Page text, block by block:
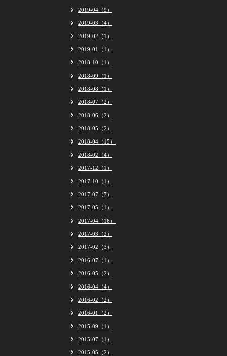
2019-04（9）
2019-03（4）
2019-02（1）
2019-01（1）
2018-10（1）
2018-09（1）
2018-08（1）
2018-07（2）
2018-06（2）
2018-05（2）
2018-04（15）
2018-02（4）
2017-12（1）
2017-10（1）
2017-07（7）
2017-05（1）
2017-04（16）
2017-03（2）
2017-02（3）
2016-07（1）
2016-05（2）
2016-04（4）
2016-02（2）
2016-01（2）
2015-09（1）
2015-07（1）
2015-05（2）